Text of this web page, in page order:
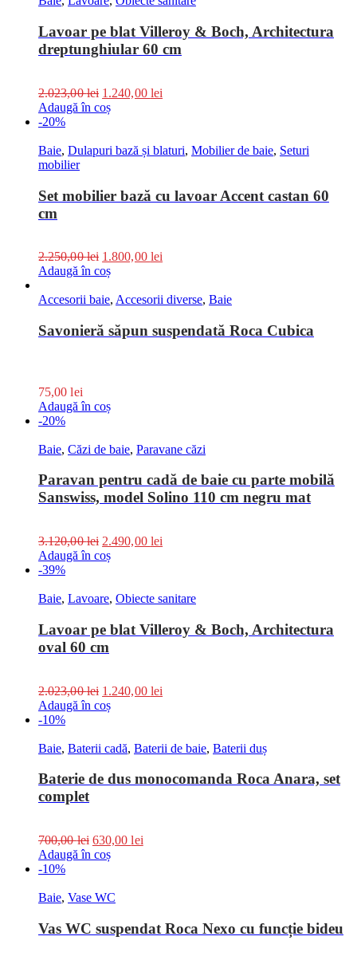
Lavoar pe blat Villeroy & Boch, Architectura
dreptunghiular 60 cm
2.023,00lei 1.240,00 lei
Adaugă în coș
-20%
Baie, Dulapuri bază și blaturi, Mobilier de baie, Seturi
mobilier
Set mobilier bază cu lavoar Accent castan 60
cm
2.250,00lei 1.800,00 lei
Adaugă în coș
Accesorii baie, Accesorii diverse, Baie
Savonieră săpun suspendată Roca Cubica
75,00lei
Adaugă în coș
-20%
Baie, Căzi de baie, Paravane căzi
Paravan pentru cadă de baie cu parte mobilă
Sanswiss, model Solino 110 cm negru mat
3.120,00lei 2.490,00 lei
Adaugă în coș
-39%
Baie, Lavoare, Obiecte sanitare
Lavoar pe blat Villeroy & Boch, Architectura
oval 60 cm
2.023,00lei 1.240,00 lei
Adaugă în coș
-10%
Baie, Baterii cadă, Baterii de baie, Baterii duș
Baterie de dus monocomanda Roca Anara, set
complet
700,00lei 630,00lei
Adaugă în coș
-10%
Baie, Vase WC
Vas WC suspendat Roca Nexo cu funcție bideu